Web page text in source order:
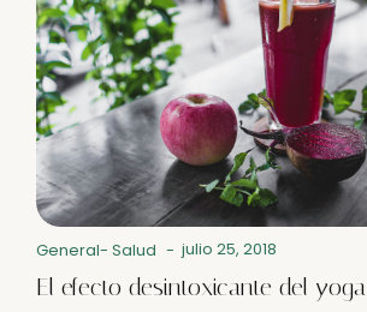
General- Salud - julio 25, 2018
El efecto desintoxicante del yoga